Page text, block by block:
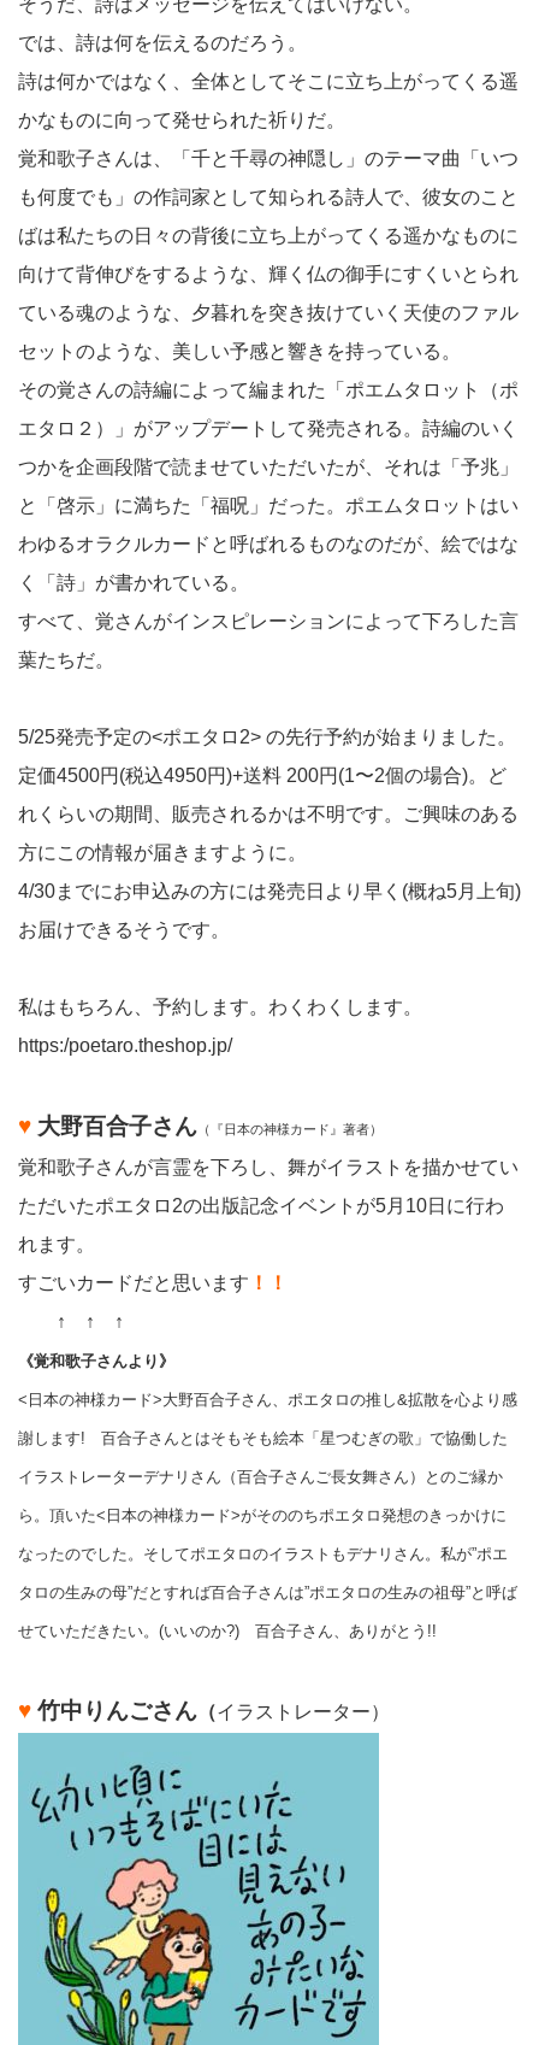
そうだ、詩はメッセージを伝えてはいけない。
では、詩は何を伝えるのだろう。
詩は何かではなく、全体としてそこに立ち上がってくる遥
かなものに向って発せられた祈りだ。
覚和歌子さんは、「千と千尋の神隠し」のテーマ曲「いつ
も何度でも」の作詞家として知られる詩人で、彼女のこと
ばは私たちの日々の背後に立ち上がってくる遥かなものに
向けて背伸びをするような、輝く仏の御手にすくいとられ
ている魂のような、夕暮れを突き抜けていく天使のファル
セットのような、美しい予感と響きを持っている。
その覚さんの詩編によって編まれた「ポエムタロット（ポ
エタロ２）」がアップデートして発売される。詩編のいく
つかを企画段階で読ませていただいたが、それは「予兆」
と「啓示」に満ちた「福呪」だった。ポエムタロットはい
わゆるオラクルカードと呼ばれるものなのだが、絵ではな
く「詩」が書かれている。
すべて、覚さんがインスピレーションによって下ろした言
葉たちだ。
5/25発売予定の<ポエタロ2> の先行予約が始まりました。
定価4500円(税込4950円)+送料 200円(1〜2個の場合)。ど
れくらいの期間、販売されるかは不明です。ご興味のある
方にこの情報が届きますように。
4/30までにお申込みの方には発売日より早く(概ね5月上旬)
お届けできるそうです。
私はもちろん、予約します。わくわくします。
https:/poetaro.theshop.jp/
♥ 大野百合子さん （『日本の神様カード』著者）
覚和歌子さんが言霊を下ろし、舞がイラストを描かせてい
ただいたポエタロ2の出版記念イベントが5月10日に行わ
れます。
すごいカードだと思います ！！
↑ ↑ ↑
《覚和歌子さんより》
<日本の神様カード>大野百合子さん、ポエタロの推し&拡散を心より感
謝します! 百合子さんとはそもそも絵本「星つむぎの歌」で協働した
イラストレーターデナリさん（百合子さんご長女舞さん）とのご縁か
ら。頂いた<日本の神様カード>がそののちポエタロ発想のきっかけに
なったのでした。そしてポエタロのイラストもデナリさん。私が”ポエ
タロの生みの母”だとすれば百合子さんは”ポエタロの生みの祖母”と呼ば
せていただきたい。(いいのか?) 百合子さん、ありがとう!!
♥ 竹中りんごさん （イラストレーター）